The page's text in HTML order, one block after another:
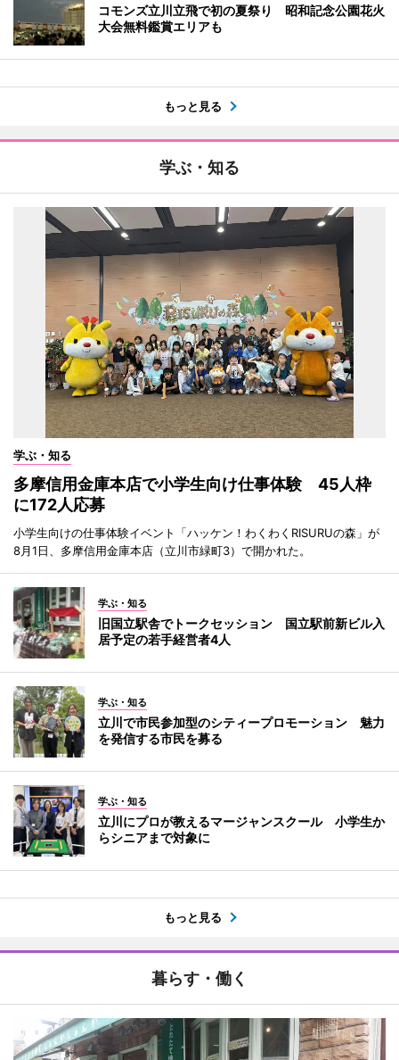
コモンズ立川立飛で初の夏祭り 昭和記念公園花火
大会無料鑑賞エリアも
もっと見る
学ぶ・知る
学ぶ・知る
多摩信用金庫本店で小学生向け仕事体験 45人枠
に172人応募
小学生向けの仕事体験イベント「ハッケン！わくわくRISURUの森」が
8月1日、多摩信用金庫本店（立川市緑町3）で開かれた。
学ぶ・知る
旧国立駅舎でトークセッション 国立駅前新ビル入
居予定の若手経営者4人
学ぶ・知る
立川で市民参加型のシティープロモーション 魅力
を発信する市民を募る
学ぶ・知る
立川にプロが教えるマージャンスクール 小学生か
らシニアまで対象に
もっと見る
暮らす・働く